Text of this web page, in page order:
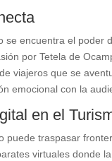
se encuentra el
por Tetela de
viajeros que se
emocional con la
en el
puede traspasar
virtuales donde